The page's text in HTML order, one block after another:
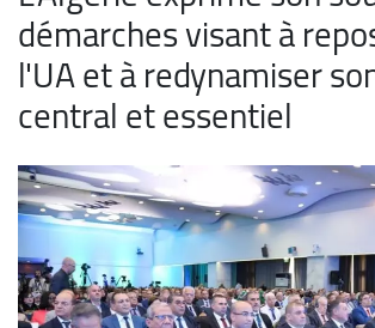
démarches visant à
l'UA et à redynamiser
central et essentiel